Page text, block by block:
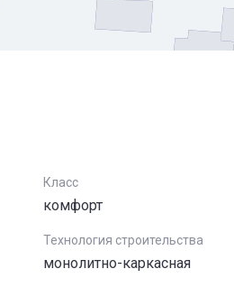
Класс
комфорт
Технология строительства
монолитно-каркасная